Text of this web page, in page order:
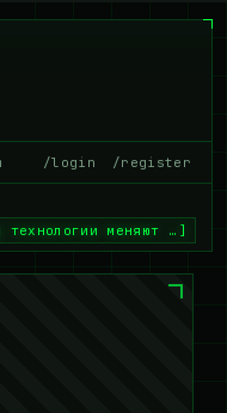
/login /register
меняют …